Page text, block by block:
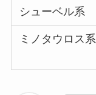
シューベル系
ミノタウロス系